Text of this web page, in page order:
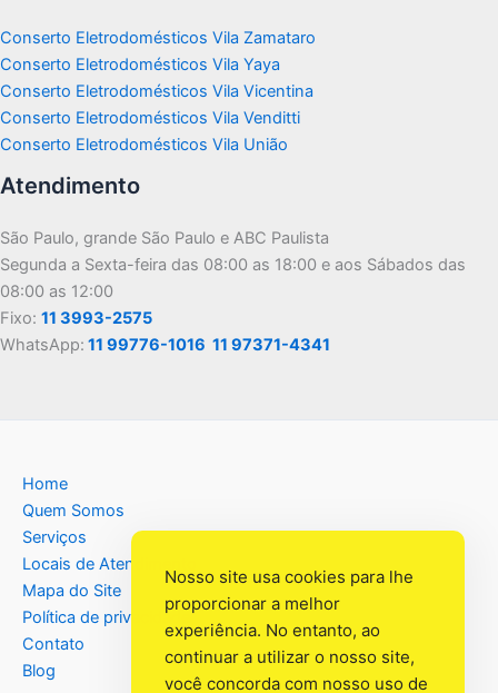
Conserto Eletrodomésticos Vila Zamataro
Conserto Eletrodomésticos Vila Yaya
Conserto Eletrodomésticos Vila Vicentina
Conserto Eletrodomésticos Vila Venditti
Conserto Eletrodomésticos Vila União
Atendimento
São Paulo, grande São Paulo e ABC Paulista
Segunda a Sexta-feira das 08:00 as 18:00 e aos Sábados das
08:00 as 12:00
Fixo: 11 3993-2575
WhatsApp: 11 99776-1016 11 97371-4341
Home
Quem Somos
Serviços
Locais de Atendimento
Mapa do Site
Política de privacidade
Contato
Blog
Nosso site usa cookies para lhe
proporcionar a melhor
experiência. No entanto, ao
continuar a utilizar o nosso site,
você concorda com nosso uso de